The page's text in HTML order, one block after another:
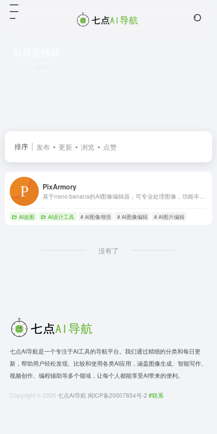
排序 发布 更新 浏览 点赞
PixArmory
AI改图 AI设计工具 # AI图像增强 # AI图像编辑 # AI图片编辑
没有了
七点AI导航是一个专注于AI工具的导航平台。我们通过精细的分类和每日更
新，帮助用户轻松发现、比较和使用各类AI应用，涵盖图像生成、智能写作、
视频创作、编程辅助等多个领域，让每个人都能享受AI带来的便利。
Copyright © 2026 七点AI导航 闽ICP备20007854号-2 #联系